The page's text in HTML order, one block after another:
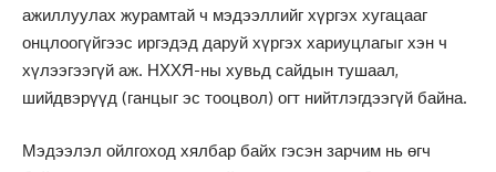
ажиллуулах журамтай ч мэдээллийг хүргэх хугацааг
онцлоогүйгээс иргэдэд даруй хүргэх хариуцлагыг хэн ч
хүлээгээгүй аж. НХХЯ-ны хувьд сайдын тушаал,
шийдвэрүүд (ганцыг эс тооцвол) огт нийтлэгдээгүй байна.
Мэдээлэл ойлгоход хялбар байх гэсэн зарчим нь өгч